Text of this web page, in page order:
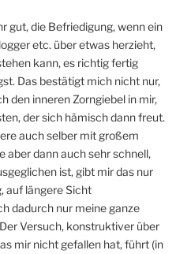
gut, die Befriedigung, wenn ein
etc. über etwas herzieht,
kann, es richtig fertig
Das bestätigt mich nicht nur,
den inneren Zorngiebel in mir,
der sich hämisch dann freut.
auch selber mit großem
aber dann auch sehr schnell,
ist, gibt mir das nur
auf längere Sicht
dadurch nur meine ganze
Versuch, konstruktiver über
mir nicht gefallen hat, führt (in